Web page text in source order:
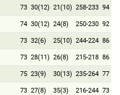
73 30(12) 21(10) 258-233 94
74 30(12) 24(8) 250-230 92
73 32(6) 25(10) 244-224 86
73 28(11) 26(8) 215-218 86
75 23(9) 30(13) 235-264 77
73 27(8) 35(3) 216-244 73